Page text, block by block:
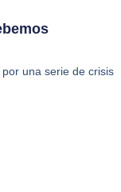
una serie de crisis